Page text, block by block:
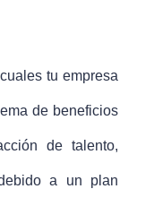
tu empresa
de beneficios
de talento,
a un plan